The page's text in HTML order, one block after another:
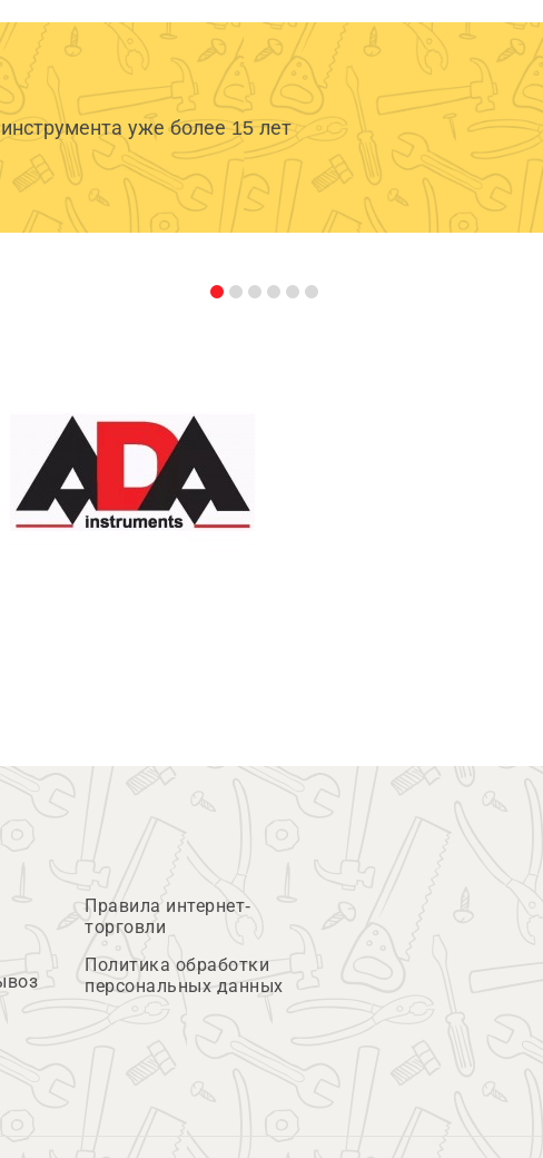
уже более 15 лет
Правила интернет-
торговли
Политика обработки
персональных данных